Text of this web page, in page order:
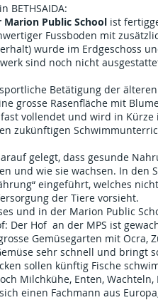
BETHSAIDA:
Marion Public School ist
Fussboden mit
wurde im Erdgeschoss
sind noch nicht
Betätigung der
grosse Rasenfläche mit
vollendet und wird in
zukünftigen
gelegt, dass gesunde
und wie sie wachsen. In den
eingeführt, welches
der Tiere vorsieht.
und in der Marion Public
Der Hof an der MPS ist
Gemüsegarten mit Ocra,
sehr schnell und bringt
sollen künftig Fische
Milchkühe, Enten,
einen Fachmann aus